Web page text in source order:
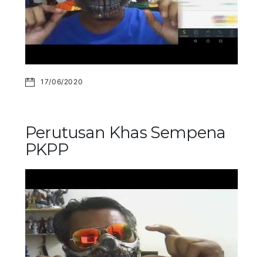
17/06/2020
Perutusan Khas Sempena
PKPP